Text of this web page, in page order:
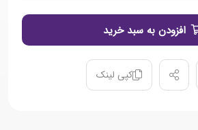
افزودن به سبد خرید
کپی لینک